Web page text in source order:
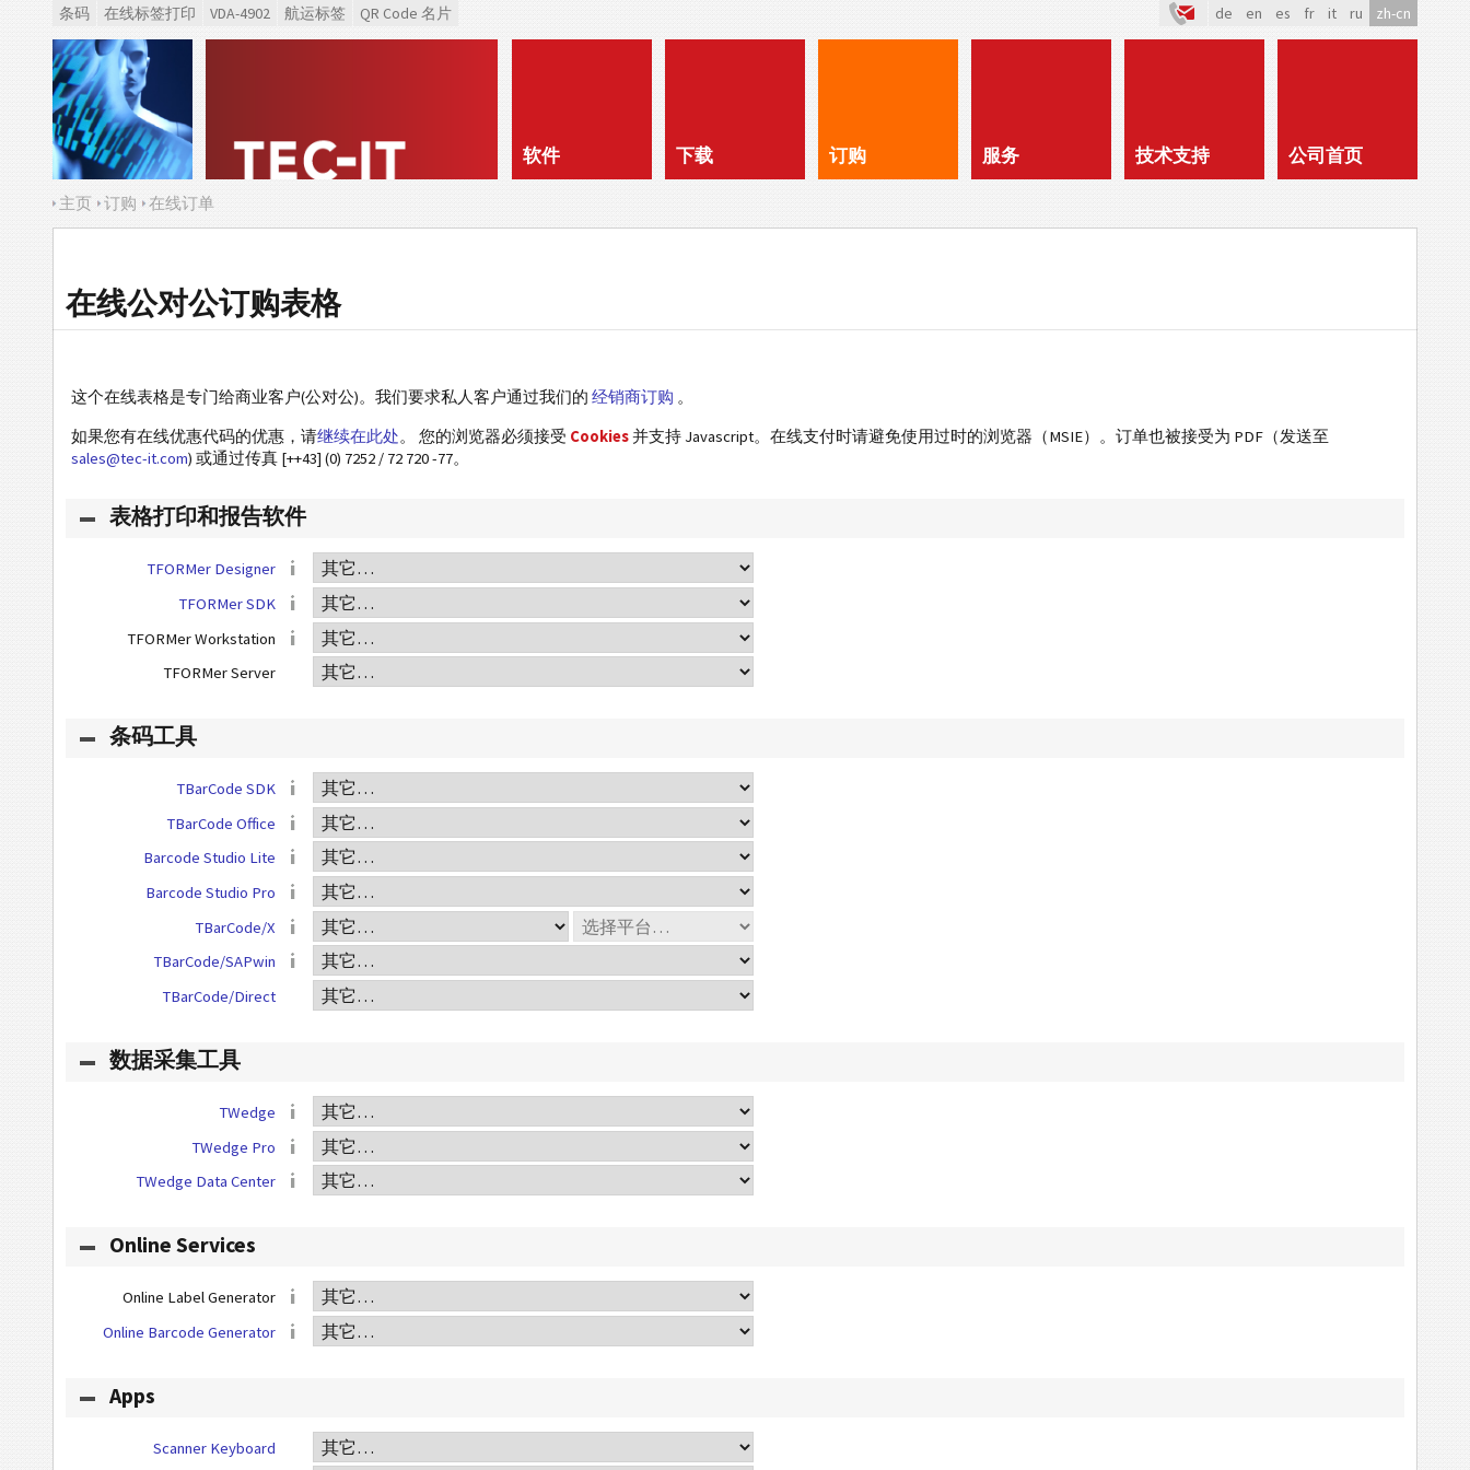
条码 在线标签打印 VDA-4902 航运标签 QR Code 名片 de en es fr it ru zh-cn
软件 下载 订购 服务 技术支持 公司首页
主页 订购 在线订单
在线公对公订购表格
这个在线表格是专门给商业客户(公对公)。我们要求私人客户通过我们的 经销商订购 。
如果您有在线优惠代码的优惠，请继续在此处。 您的浏览器必须接受 Cookies并支持 Javascript。在线支付时请避免使用过时的浏览器（MSIE）。订单也被接受为 PDF（发送至
sales@tec-it.com) 或通过传真 [++43] (0) 7252 / 72 720 -77。
表格打印和报告软件
TFORMer Designer
TFORMer SDK
TFORMer Workstation
TFORMer Server
条码工具
TBarCode SDK
TBarCode Office
Barcode Studio Lite
Barcode Studio Pro
TBarCode/X
TBarCode/SAPwin
TBarCode/Direct
数据采集工具
TWedge
TWedge Pro
TWedge Data Center
Online Services
Online Label Generator
Online Barcode Generator
Apps
Scanner Keyboard